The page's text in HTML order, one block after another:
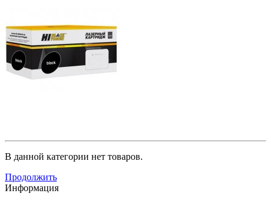
В данной категории нет товаров.
Продолжить
Информация